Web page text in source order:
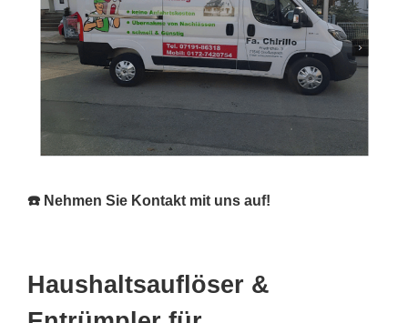
☎️ Nehmen Sie Kontakt mit uns auf!
Haushaltsauflöser &